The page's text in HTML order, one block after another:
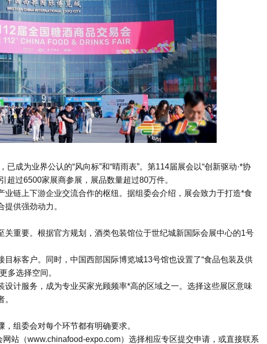
已成为业界公认的“风向标”和“晴雨表”。第114届展会以“创新驱动·*协
超过6500家展商参展，展品数量超过80万件。
链上下游企业交流合作的枢纽。据组委会介绍，展会致力于打造*食
供强劲动力。
重要。根据官方规划，酒类包装馆位于世纪城新国际会展中心的1号
标客户。同时，中国西部国际博览城13号馆也设置了“食品包装及供
多选择空间。
计服务，成为专业买家光顾频率*高的区域之一。选择这些展区意味
组委会对每个环节都有明确要求。
站（www.chinafood-expo.com）选择相应专区提交申请，或直接联系